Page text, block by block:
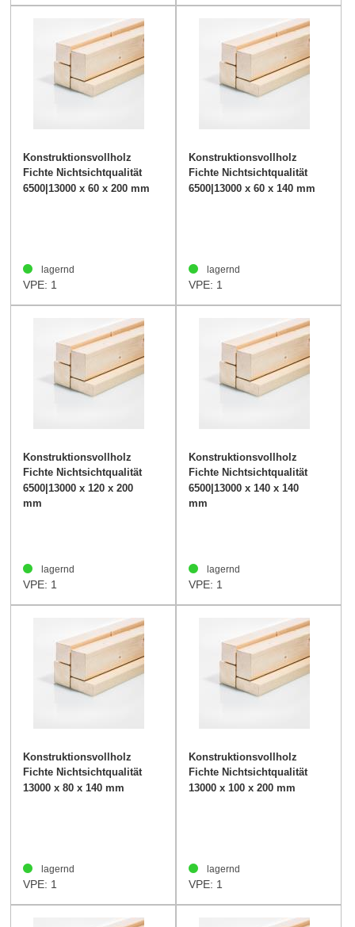
Konstruktionsvollholz
Fichte Nichtsichtqualität
60/200mm
6500|13000 x 60 x 200 mm
lagernd
VPE: 1
Konstruktionsvollholz
Fichte Nichtsichtqualität
60/140mm
6500|13000 x 60 x 140 mm
lagernd
VPE: 1
Konstruktionsvollholz
Fichte Nichtsichtqualität
120/200mm
6500|13000 x 120 x 200
mm
lagernd
VPE: 1
Konstruktionsvollholz
Fichte Nichtsichtqualität
140/140mm
6500|13000 x 140 x 140
mm
lagernd
VPE: 1
Konstruktionsvollholz
Fichte Nichtsichtqualität
80/140mm
13000 x 80 x 140 mm
lagernd
VPE: 1
Konstruktionsvollholz
Fichte Nichtsichtqualität
100/200mm
13000 x 100 x 200 mm
lagernd
VPE: 1